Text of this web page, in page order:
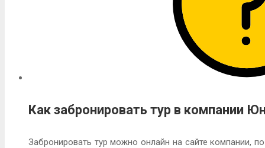
Как забронировать тур в компании
Забронировать тур можно онлайн на сайте компании,